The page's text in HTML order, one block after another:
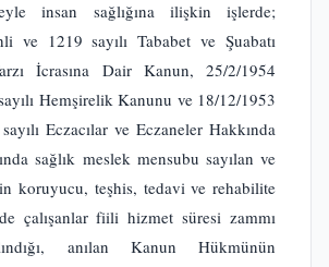
insan sağlığına ilişkin işlerde;
ve 1219 sayılı Tababet ve Şuabatı
İcrasına Dair Kanun, 25/2/1954
Hemşirelik Kanunu ve 18/12/1953
Eczacılar ve Eczaneler Hakkında
sağlık meslek mensubu sayılan ve
koruyucu, teşhis, tedavi ve rehabilite
çalışanlar fiili hizmet süresi zammı
anılan Kanun Hükmünün